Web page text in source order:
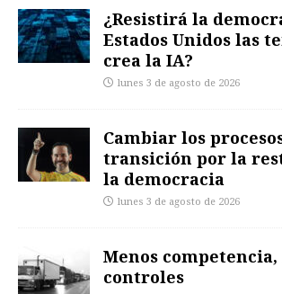
¿Resistirá la
Estados Unidos las
crea la IA?
lunes 3 de agosto de 2026
Cambiar los
transición por la
la democracia
lunes 3 de agosto de 2026
Menos competencia,
controles